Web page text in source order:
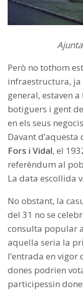
Però no tothom
infraestructura, ja
general, estaven
botiguers i gent
en els seus
Davant d’aquesta
Fors i Vidal, el
referèndum al
La data escollida
No obstant, la
del 31 no se
consulta popular
aquella seria la
l’entrada en vigor
dones podrien
participessin